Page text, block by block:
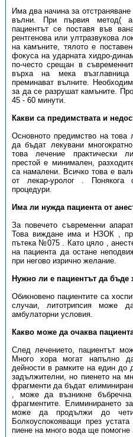
Има два начина за
вълни. При първия метод(
пациентът се поставя във
рентгенова или ултразвукова
на камъните, тялото е
фокуса на ударната хидро-
по-често срещан в
върха на мека
преминават вълните.
за да се разрушат камъните.
45 - 60 минути.
Какви са предимствата и
Основното предимство на това
да бъдат лекувани
това лечение практически
престой е минимален,
са намалени. Всичко това е
от лекар-уролог . Понякога
процедури.
Има ли нужда пациента от
За повечето съвременни
Това виждане има и НЗОК ,
пътека №075 . Като цяло ,
на пациента да остане
при негово изрично желание.
Нужно ли е пациентът да бъде
Обикновено пациентите са
случаи, литотрипсия може
амбулаторни условия.
Какво може да очаква
След лечението, пациентът
Много хора могат напълно
дейности в рамките на един до
задължителни, но пиенето на
фрагменти да бъдат
, може да възникне
фрагментите. Елиминирането
може да продължи до
Болкоуспокояващи през
пиене на много вода ще помогне